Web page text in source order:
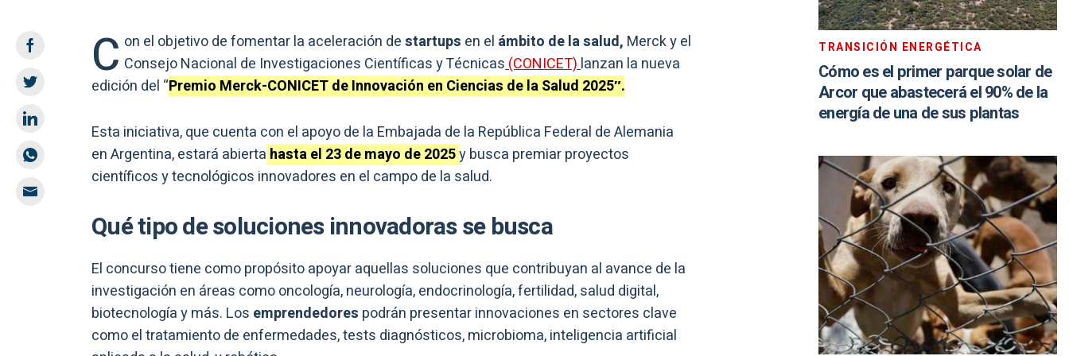
C on el objetivo de fomentar la aceleración destartups en el ámbito de la salud, Merck y el
Consejo Nacional de Investigaciones Científicas y Técnicas(CONICET)lanzan la nueva
edición del “Premio Merck-CONICET de Innovación en Ciencias de la Salud 2025″.
Esta iniciativa, que cuenta con el apoyo de la Embajada de la República Federal de Alemania
en Argentina, estará abierta hasta el 23 de mayo de 2025y busca premiar proyectos
científicos y tecnológicos innovadores en el campo de la salud.
Qué tipo de soluciones innovadoras se busca
El concurso tiene como propósito apoyar aquellas soluciones que contribuyan al avance de la
investigación en áreas como oncología, neurología, endocrinología, fertilidad, salud digital,
biotecnología y más. Los emprendedores podrán presentar innovaciones en sectores clave
como el tratamiento de enfermedades, tests diagnósticos, microbioma, inteligencia artificial
TRANSICIÓN ENERGÉTICA
Cómo es el primer parque solar de
Arcor que abastecerá el 90% de la
energía de una de sus plantas